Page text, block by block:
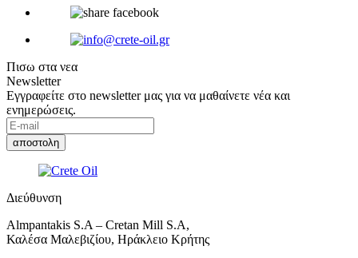
Πισω στα νεα
Newsletter
Εγγραφείτε στο newsletter μας για να μαθαίνετε νέα και
ενημερώσεις.
Διεύθυνση
Almpantakis S.A – Cretan Mill S.A,
Καλέσα Μαλεβιζίου, Ηράκλειο Κρήτης